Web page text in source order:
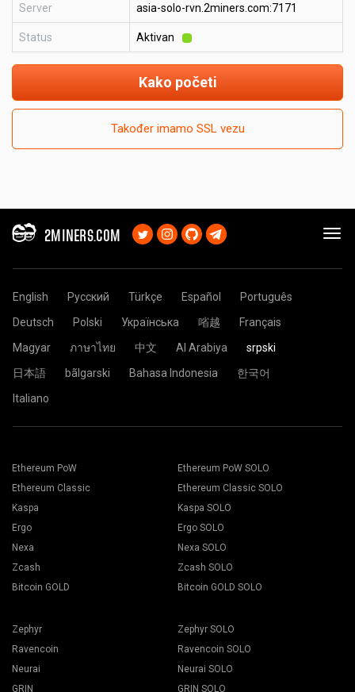
Server asia-solo-rvn.2miners.com:7171
Status Aktivan
Kako početi
Također imamo SSL vezu
2MINERS.COM
English Русский Türkçe Español
Português
Deutsch
Polski Українська 㗂越
Français
Magyar
ภาษาไทย 中文 Al Arabiya
srpski
日本語
bãlgarski Bahasa Indonesia
한국어
Italiano
Ethereum PoW
Ethereum Classic
Kaspa
Ergo
Nexa
Zcash
Bitcoin GOLD
Ethereum PoW SOLO
Ethereum Classic SOLO
Kaspa SOLO
Ergo SOLO
Nexa SOLO
Zcash SOLO
Bitcoin GOLD SOLO
Zephyr
Ravencoin
Neurai
GRIN
Zephyr SOLO
Ravencoin SOLO
Neurai SOLO
GRIN SOLO